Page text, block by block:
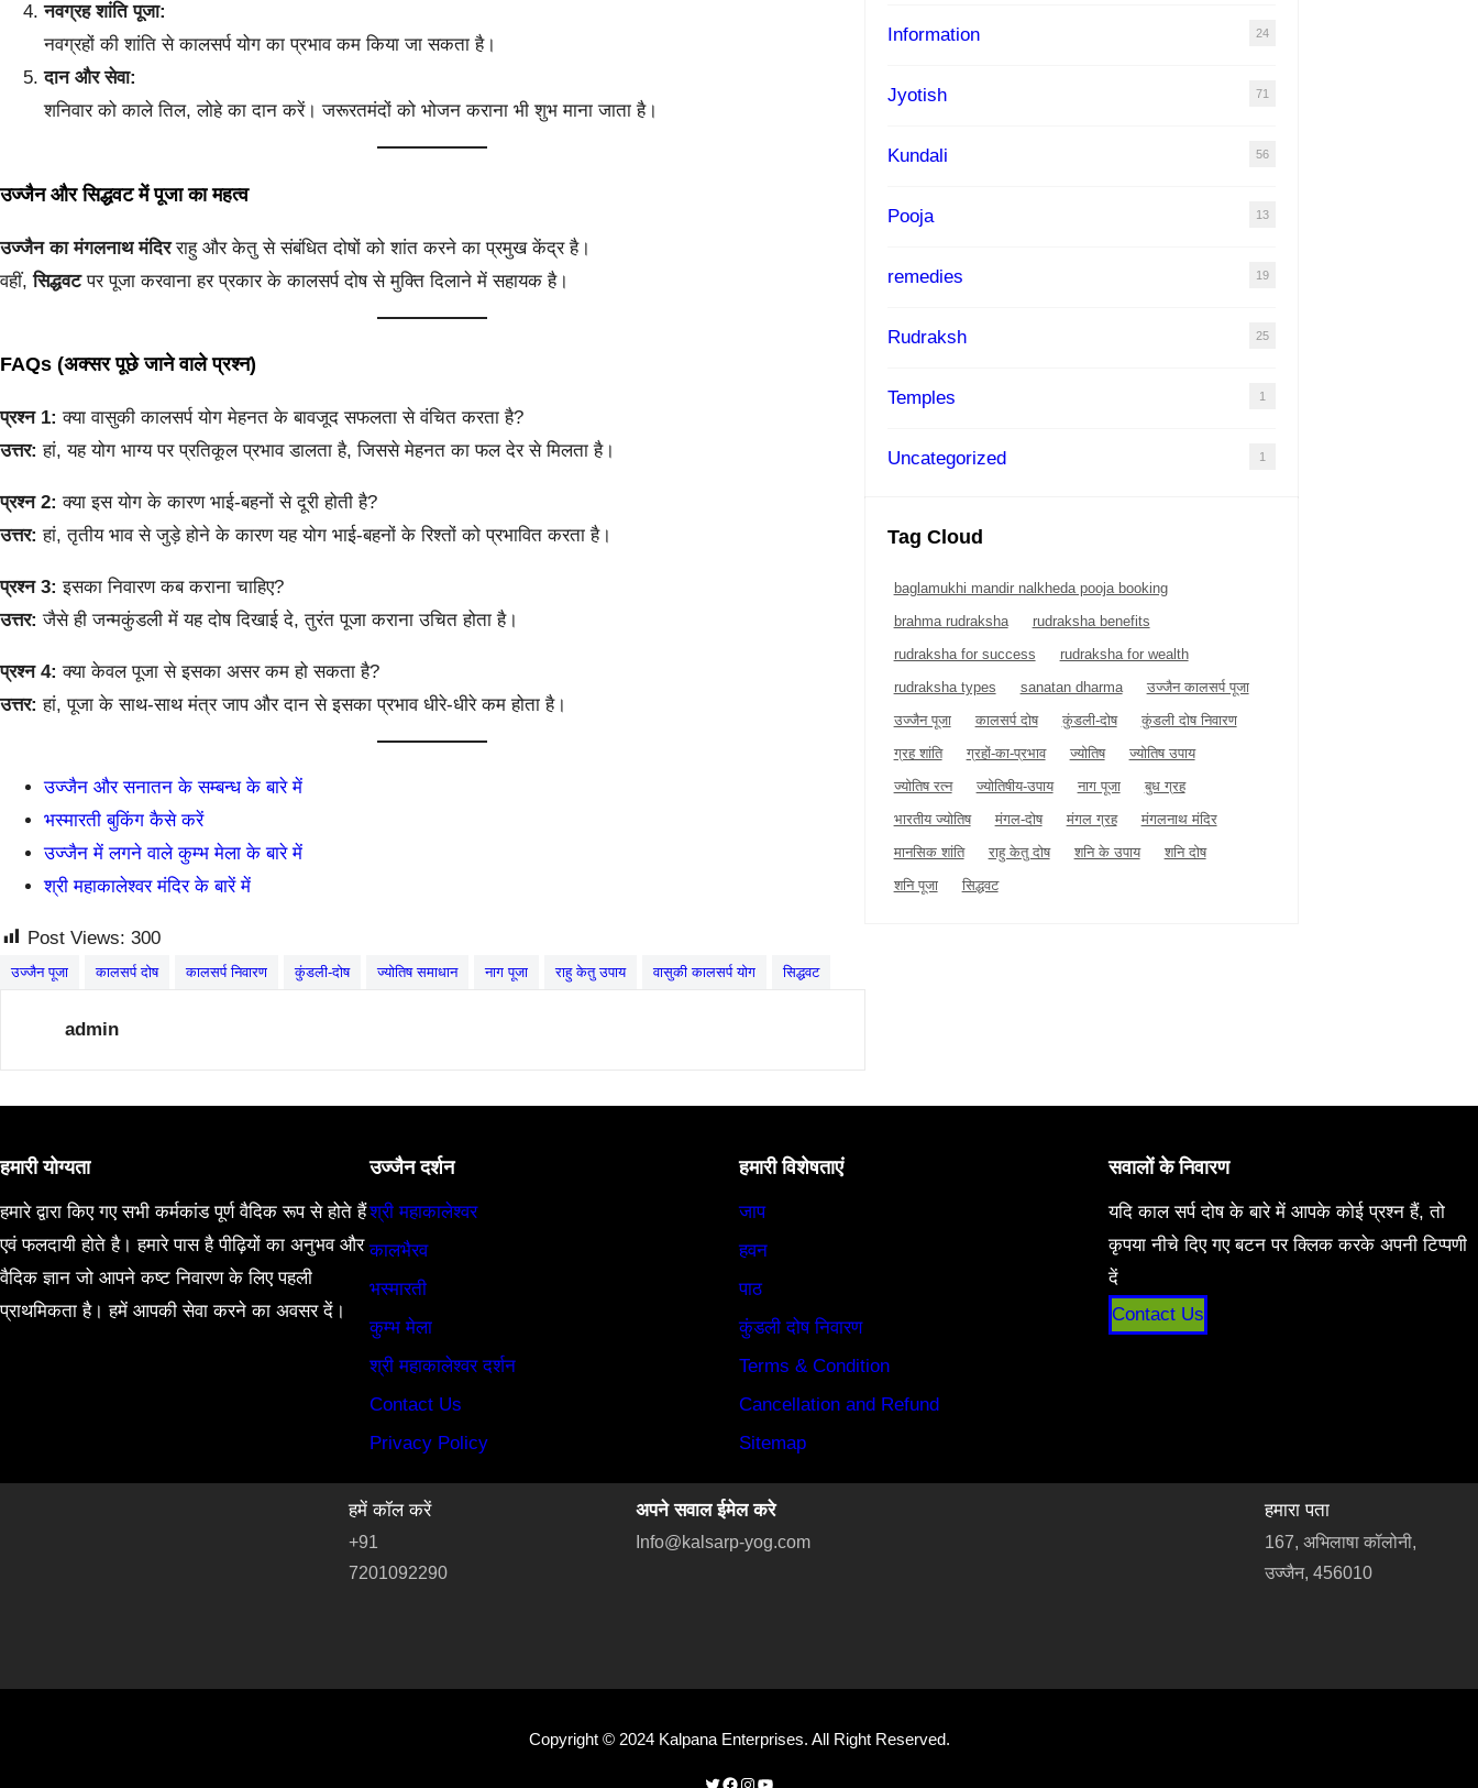
नवग्रह शांति पूजा:
नवग्रहों की शांति से कालसर्प योग का प्रभाव कम किया जा सकता है।
दान और सेवा:
शनिवार को काले तिल, लोहे का दान करें। जरूरतमंदों को भोजन कराना भी शुभ माना जाता है।
उज्जैन और सिद्धवट में पूजा का महत्व
उज्जैन का मंगलनाथ मंदिरराहु और केतु से संबंधित दोषों को शांत करने का प्रमुख केंद्र है।
वहीं,सिद्धवटपर पूजा करवाना हर प्रकार के कालसर्प दोष से मुक्ति दिलाने में सहायक है।
FAQs (अक्सर पूछे जाने वाले प्रश्न)
प्रश्न 1: क्या वासुकी कालसर्प योग मेहनत के बावजूद सफलता से वंचित करता है?
उत्तर: हां, यह योग भाग्य पर प्रतिकूल प्रभाव डालता है, जिससे मेहनत का फल देर से मिलता है।
प्रश्न 2: क्या इस योग के कारण भाई-बहनों से दूरी होती है?
उत्तर: हां, तृतीय भाव से जुड़े होने के कारण यह योग भाई-बहनों के रिश्तों को प्रभावित करता है।
प्रश्न 3: इसका निवारण कब कराना चाहिए?
उत्तर: जैसे ही जन्मकुंडली में यह दोष दिखाई दे, तुरंत पूजा कराना उचित होता है।
प्रश्न 4: क्या केवल पूजा से इसका असर कम हो सकता है?
उत्तर: हां, पूजा के साथ-साथ मंत्र जाप और दान से इसका प्रभाव धीरे-धीरे कम होता है।
उज्जैन और सनातन के सम्बन्ध के बारे में
भस्मारती बुकिंग कैसे करें
उज्जैन में लगने वाले कुम्भ मेला के बारे में
श्री महाकालेश्वर मंदिर के बारें में
Post Views: 300
उज्जैन पूजा कालसर्प दोष कालसर्प निवारण कुंडली-दोष ज्योतिष समाधान नाग पूजा राहु केतु उपाय वासुकी कालसर्प योग सिद्धवट
admin
Information 24
Jyotish 71
Kundali 56
Pooja 13
remedies 19
Rudraksh 25
Temples 1
Uncategorized 1
Tag Cloud
baglamukhi mandir nalkheda pooja booking
brahma rudraksha
rudraksha benefits
rudraksha for success
rudraksha for wealth
rudraksha types
sanatan dharma
उज्जैन कालसर्प पूजा
उज्जैन पूजा
कालसर्प दोष कुंडली-दोष
कुंडली दोष निवारण
ग्रह शांति
ग्रहों-का-प्रभाव ज्योतिष
ज्योतिष उपाय
ज्योतिष रत्न
ज्योतिषीय-उपाय नाग पूजा
बुध ग्रह
भारतीय ज्योतिष
मंगल-दोष मंगल ग्रह
मंगलनाथ मंदिर
मानसिक शांति
राहु केतु दोष शनि के उपाय
शनि दोष
शनि पूजा
सिद्धवट
हमारी योग्यता
हमारे द्वारा किए गए सभी कर्मकांड पूर्ण वैदिक रूप से होते हैं
एवं फलदायी होते है। हमारे पास है पीढ़ियों का अनुभव और
वैदिक ज्ञान जो आपने कष्ट निवारण के लिए पहली
प्राथमिकता है। हमें आपकी सेवा करने का अवसर दें।
उज्जैन दर्शन
श्री महाकालेश्वर
कालभैरव
भस्मारती
कुम्भ मेला
श्री महाकालेश्वर दर्शन
Contact Us
Privacy Policy
हमारी विशेषताएं
जाप
हवन
पाठ
कुंडली दोष निवारण
Terms & Condition
Cancellation and Refund
Sitemap
सवालों के निवारण
यदि काल सर्प दोष के बारे में आपके कोई प्रश्न हैं, तो
कृपया नीचे दिए गए बटन पर क्लिक करके अपनी टिप्पणी
दें
Contact Us
हमें कॉल करें
+91
7201092290
अपने सवाल ईमेल करे
Info@kalsarp-yog.com
हमारा पता
167, अभिलाषा कॉलोनी,
उज्जैन, 456010
Copyright © 2024 Kalpana Enterprises. All Right Reserved.
Twitter
Facebook
Instagram
YouTube